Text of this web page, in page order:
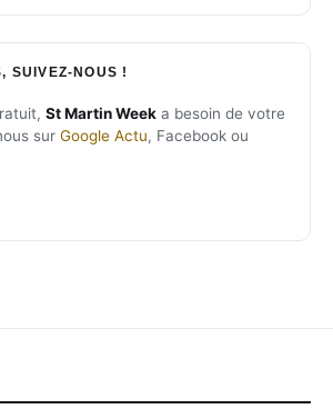
SUIVEZ-NOUS !
St Martin Week a besoin de votre
sur Google Actu, Facebook ou